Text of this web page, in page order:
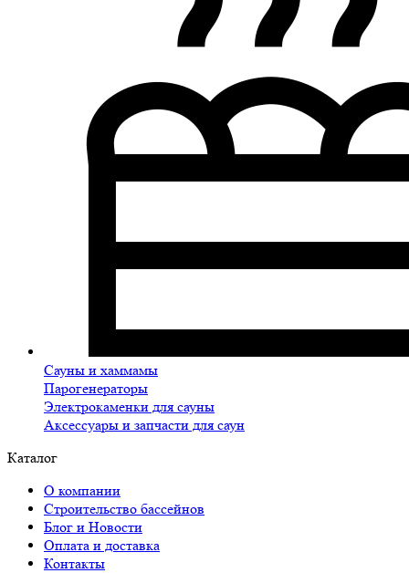
Сауны и хаммамы
Парогенераторы
Электрокаменки для сауны
Аксессуары и запчасти для саун
Каталог
О компании
Строительство бассейнов
Блог и Новости
Оплата и доставка
Контакты